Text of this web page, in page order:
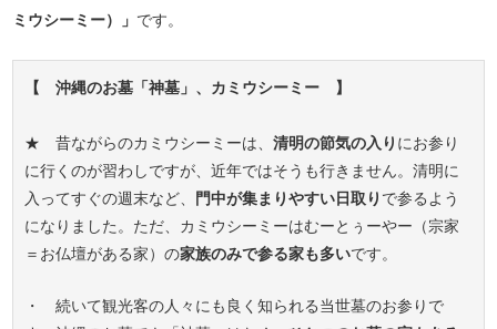
ミウシーミー）」 です。
【 沖縄のお墓「神墓」、カミウシーミー 】
★ 昔ながらのカミウシーミーは、清明の節気の入り にお参り
に行くのが習わしですが、近年ではそうも行きません。清明に
入ってすぐの週末など、
門中が集まりやすい日取り で参るよう
になりました。ただ、カミウシーミーはむーとぅーやー（宗家
＝お仏壇がある家）の家族のみで参る家も多いです。
・ 続いて観光客の人々にも良く知られる当世墓のお参りで